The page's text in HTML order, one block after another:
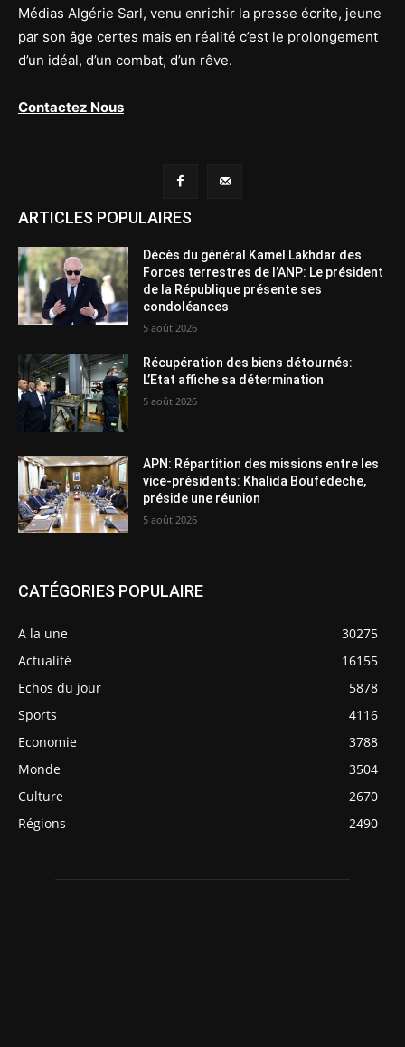
Médias Algérie Sarl, venu enrichir la presse écrite, jeune
par son âge certes mais en réalité c’est le prolongement
d’un idéal, d’un combat, d’un rêve.
Contactez Nous
ARTICLES POPULAIRES
Décès du général Kamel Lakhdar des
Forces terrestres de l’ANP: Le président
de la République présente ses
condoléances
5 août 2026
Récupération des biens détournés:
L’Etat affiche sa détermination
5 août 2026
APN: Répartition des missions entre les
vice-présidents: Khalida Boufedeche,
préside une réunion
5 août 2026
CATÉGORIES POPULAIRE
A la une
30275
Actualité
16155
Echos du jour
5878
Sports
4116
Economie
3788
Monde
3504
Culture
2670
Régions
2490